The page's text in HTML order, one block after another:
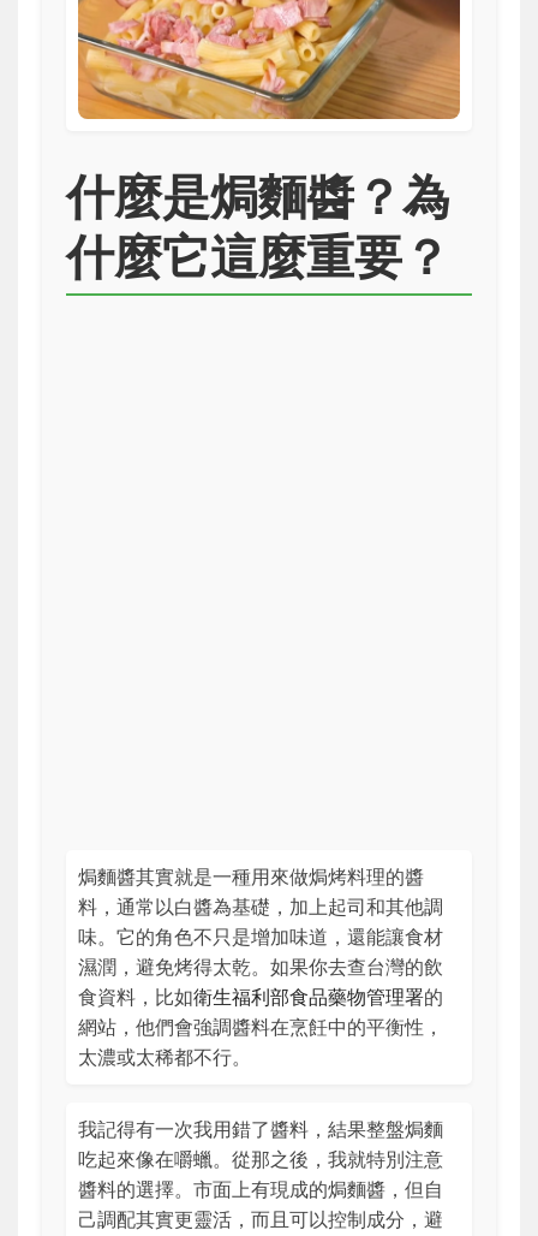
什麼是焗麵醬？為
什麼它這麼重要？
焗麵醬其實就是一種用來做焗烤料理的醬
料，通常以白醬為基礎，加上起司和其他調
味。它的角色不只是增加味道，還能讓食材
濕潤，避免烤得太乾。如果你去查台灣的飲
食資料，比如衛生福利部食品藥物管理署的
網站，他們會強調醬料在烹飪中的平衡性，
太濃或太稀都不行。
我記得有一次我用錯了醬料，結果整盤焗麵
吃起來像在嚼蠟。從那之後，我就特別注意
醬料的選擇。市面上有現成的焗麵醬，但自
己調配其實更靈活，而且可以控制成分，避